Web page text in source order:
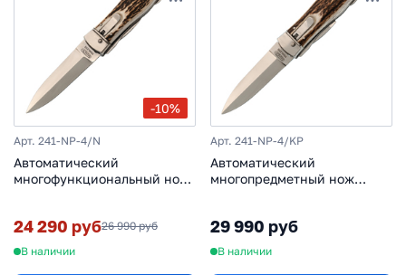
-10%
Арт. 241-NP-4/N
Автоматический
многофункциональный нож
штопор
24 290 руб26 990 руб
В наличии
Арт. 241-NP-4/KP
Автоматический
многопредметный нож
29 990 руб
В наличии